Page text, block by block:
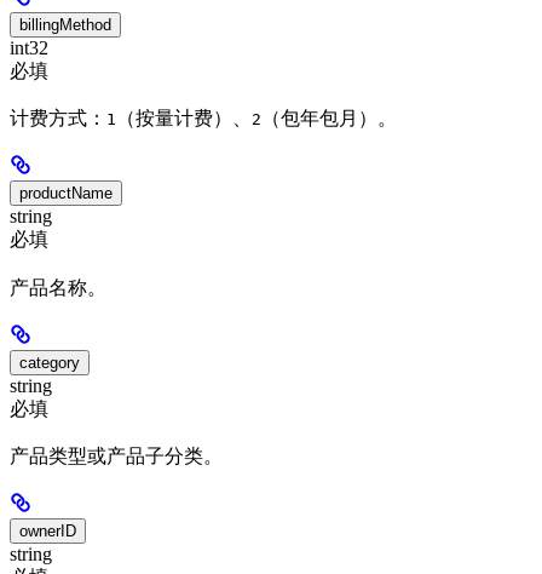
billingMethod
int32
必填
计费方式： 1 （按量计费）、 2 （包年包月）。
productName
string
必填
产品名称。
category
string
必填
产品类型或产品子分类。
ownerID
string